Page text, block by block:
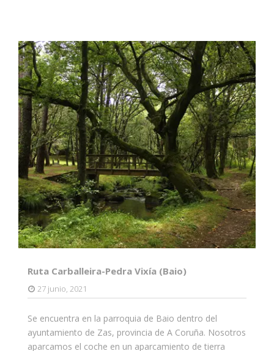
Ruta Carballeira-Pedra Vixía (Baio)
27 junio, 2021
Se encuentra en la parroquia de Baio dentro del
ayuntamiento de Zas, provincia de A Coruña. Nosotros
aparcamos el coche en un aparcamiento de tierra